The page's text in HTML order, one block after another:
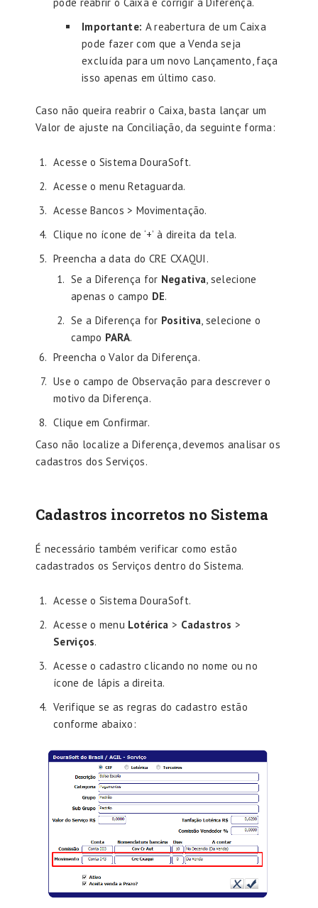
Importante: A reabertura de um Caixa
pode fazer com que a Venda seja
excluída para um novo Lançamento, faça
isso apenas em último caso.
Caso não queira reabrir o Caixa, basta lançar um
Valor de ajuste na Conciliação, da seguinte forma:
Acesse o Sistema DouraSoft.
Acesse o menu Retaguarda.
Acesse Bancos > Movimentação.
Clique no ícone de ‘+’ à direita da tela.
Preencha a data do CRE CXAQUI.
Se a Diferença for Negativa , selecione
apenas o campo DE.
Se a Diferença for Positiva , selecione o
campo PARA.
Preencha o Valor da Diferença.
Use o campo de Observação para descrever o
motivo da Diferença.
Clique em Confirmar.
Caso não localize a Diferença, devemos analisar os
cadastros dos Serviços.
Cadastros incorretos no Sistema
É necessário também verificar como estão
cadastrados os Serviços dentro do Sistema.
Acesse o Sistema DouraSoft.
Acesse o menu Lotérica > Cadastros >
Serviços.
Acesse o cadastro clicando no nome ou no
ícone de lápis a direita.
Verifique se as regras do cadastro estão
conforme abaixo: